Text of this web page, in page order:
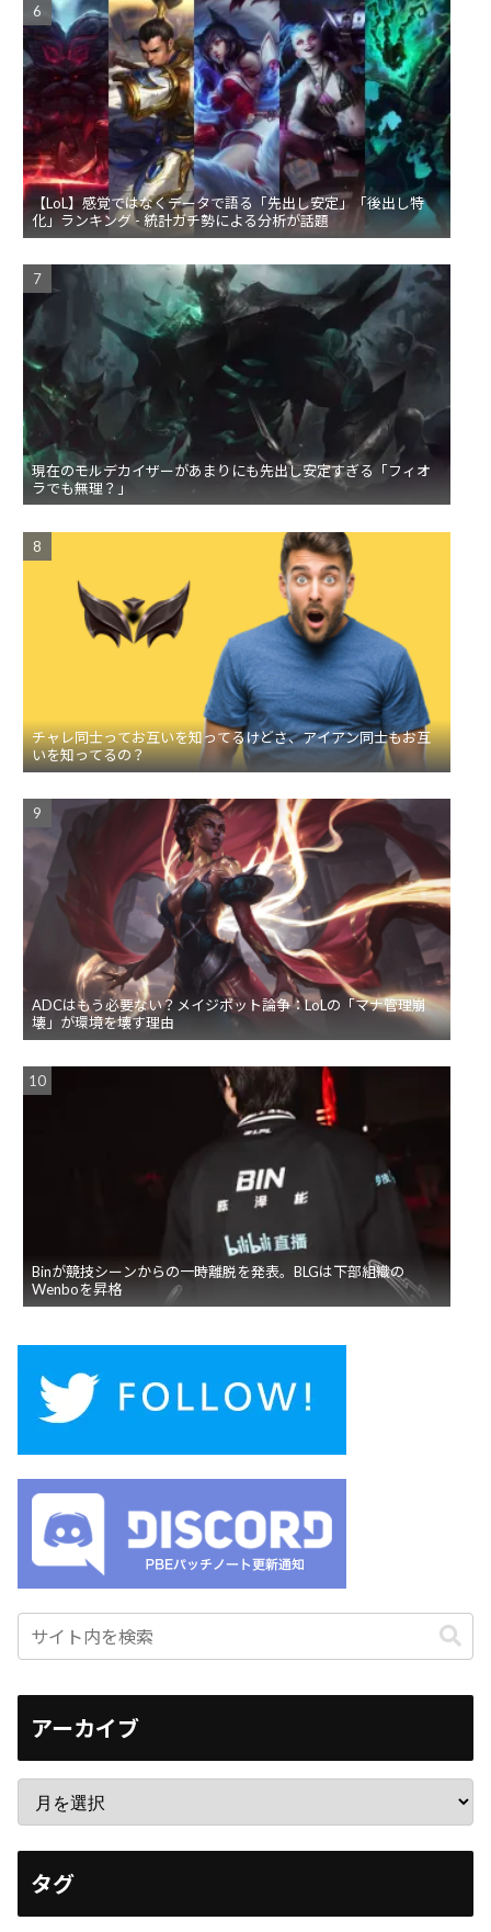
【LoL】感覚ではなくデータで語る「先出し安定」「後出し特
化」ランキング - 統計ガチ勢による分析が話題
現在のモルデカイザーがあまりにも先出し安定すぎる「フィオ
ラでも無理？」
チャレ同士ってお互いを知ってるけどさ、アイアン同士もお互
いを知ってるの？
ADCはもう必要ない？メイジボット論争：LoLの「マナ管理崩
壊」が環境を壊す理由
Binが競技シーンからの一時離脱を発表。BLGは下部組織の
Wenboを昇格
アーカイブ
タグ